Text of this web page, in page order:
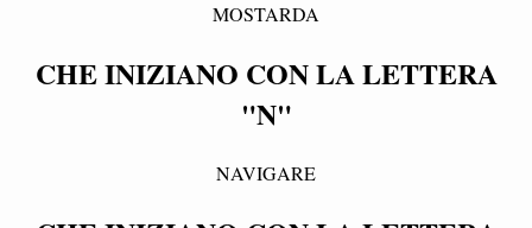
MOSTARDA
CHE INIZIANO CON LA LETTERA
"N"
NAVIGARE